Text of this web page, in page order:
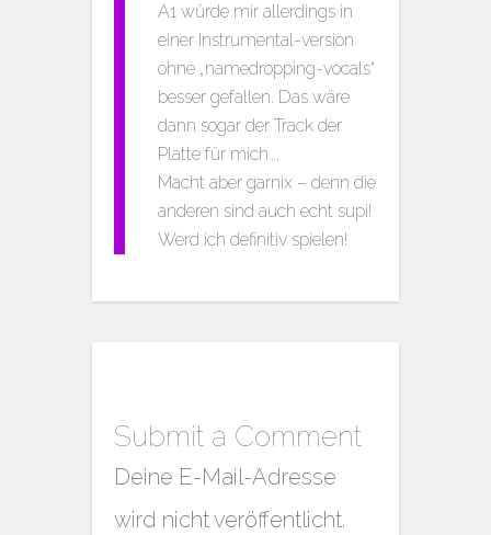
A1 würde mir allerdings in
einer Instrumental-version
ohne „namedropping-vocals“
besser gefallen. Das wäre
dann sogar der Track der
Platte für mich….
Macht aber garnix – denn die
anderen sind auch echt supi!
Werd ich definitiv spielen!
Submit a Comment
Deine E-Mail-Adresse
wird nicht veröffentlicht.